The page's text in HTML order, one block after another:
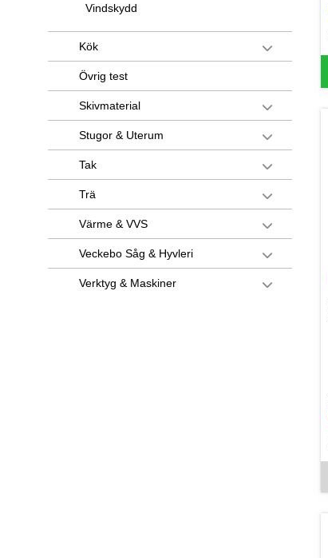
Vindskydd
Kök
Övrig test
Skivmaterial
Stugor & Uterum
Tak
Trä
Värme & VVS
Veckebo Såg & Hyvleri
Verktyg & Maskiner